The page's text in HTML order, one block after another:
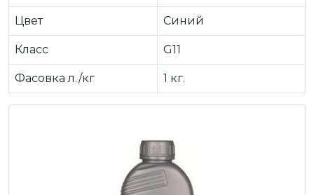
Цвет Синий
Класс G11
Фасовка л./кг 1 кг.